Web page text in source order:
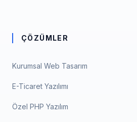
ÇÖZÜMLER
Kurumsal Web Tasarım
E-Ticaret Yazılımı
Özel PHP Yazılım